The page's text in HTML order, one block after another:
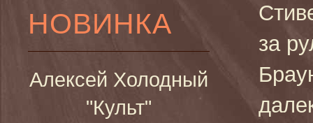
НОВИНКА
Алексей Холодный
"Культ"
за